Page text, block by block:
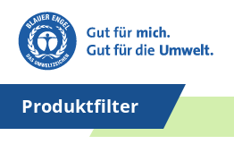
Suchbegriff in
Anführungszeichen
setzen.
Produktfilter